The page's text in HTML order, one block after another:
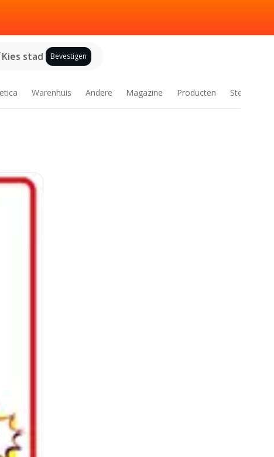
Kies stad Bevestigen
Warenhuis Andere Magazine Producten Steden